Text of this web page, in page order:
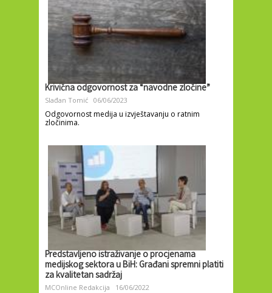
Krivična odgovornost za “navodne zločine”
Slađan Tomić 06/06/2023
Odgovornost medija u izvještavanju o ratnim
zločinima.
Predstavljeno istraživanje o procjenama
medijskog sektora u BiH: Građani spremni platiti
za kvalitetan sadržaj
MCOnline Redakcija 16/06/2022